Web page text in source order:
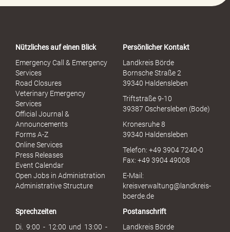
o
u
Nützliches auf einen Blick
Emergency Call & Emergency
Services
Road Closures
Veterinary Emergency
Services
Official Journal &
Announcements
Forms A-Z
Online Services
Press Releases
Event Calendar
Open Jobs in Administration
Administrative Structure
Persönlicher Kontakt
Landkreis Börde
Bornsche Straße 2
39340 Haldensleben
Triftstraße 9-10
39387 Oschersleben (Bode)
Kronesruhe 8
39340 Haldensleben
Telefon: +49 3904 7240-0
Fax: +49 3904 49008
E-Mail:
kreisverwaltung@landkreis-
boerde.de
Sprechzeiten
Di. 9:00 - 12:00 und 13:00 -
Postanschrift
Landkreis Börde